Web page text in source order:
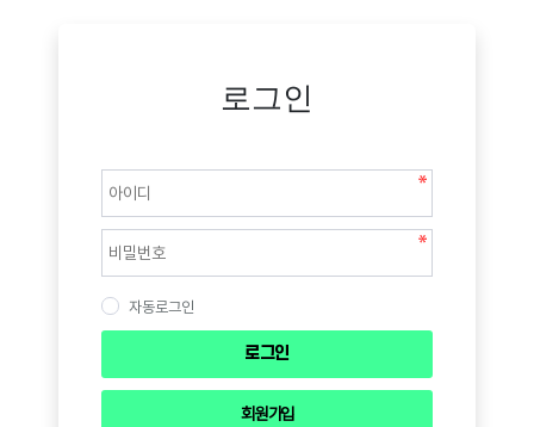
로그인
자동로그인
로그인
회원 가입